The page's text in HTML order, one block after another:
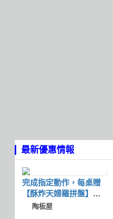
最新優惠情報
完成指定動作，每桌贈
【酥炸天婦羅拼盤】乙
陶板屋